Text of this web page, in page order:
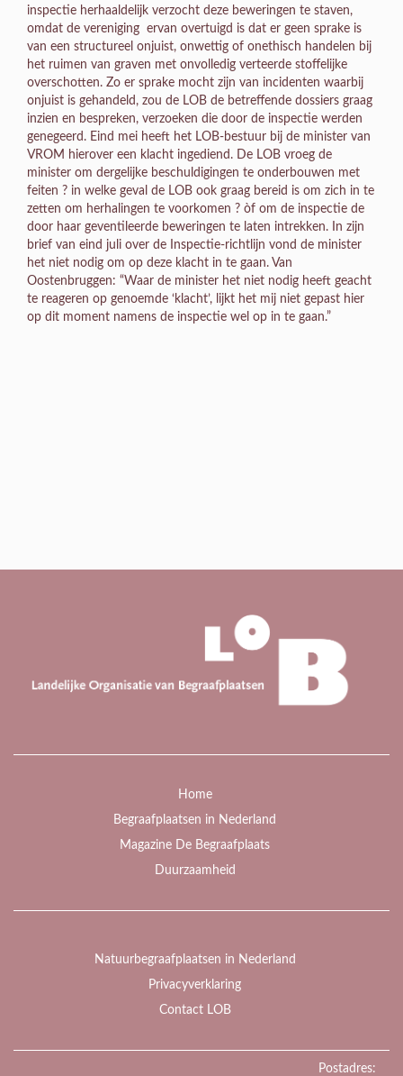
inspectie herhaaldelijk verzocht deze beweringen te staven,
omdat de vereniging ervan overtuigd is dat er geen sprake is
van een structureel onjuist, onwettig of onethisch handelen bij
het ruimen van graven met onvolledig verteerde stoffelijke
overschotten. Zo er sprake mocht zijn van incidenten waarbij
onjuist is gehandeld, zou de LOB de betreffende dossiers graag
inzien en bespreken, verzoeken die door de inspectie werden
genegeerd. Eind mei heeft het LOB-bestuur bij de minister van
VROM hierover een klacht ingediend. De LOB vroeg de
minister om dergelijke beschuldigingen te onderbouwen met
feiten ? in welke geval de LOB ook graag bereid is om zich in te
zetten om herhalingen te voorkomen ? òf om de inspectie de
door haar geventileerde beweringen te laten intrekken. In zijn
brief van eind juli over de Inspectie-richtlijn vond de minister
het niet nodig om op deze klacht in te gaan. Van
Oostenbruggen: “Waar de minister het niet nodig heeft geacht
te reageren op genoemde ‘klacht’, lijkt het mij niet gepast hier
op dit moment namens de inspectie wel op in te gaan.”
Home
Begraafplaatsen in Nederland
Magazine De Begraafplaats
Duurzaamheid
Natuurbegraafplaatsen in Nederland
Privacyverklaring
Contact LOB
Postadres: